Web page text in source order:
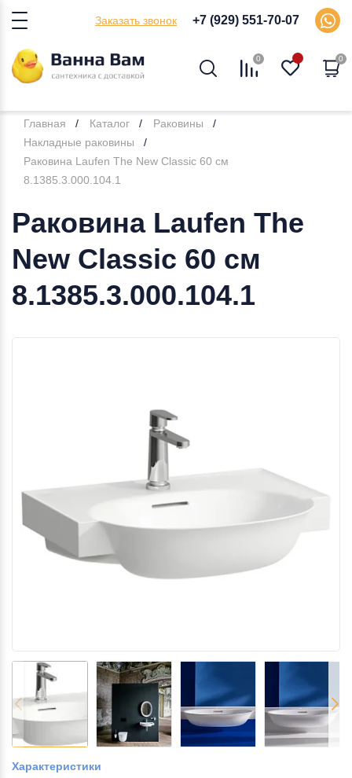
Заказать звонок +7 (929) 551-70-07
0 0
Главная Каталог
Раковины
Накладные раковины
Раковина Laufen The New Classic 60 см
8.1385.3.000.104.1
Раковина Laufen The
New Classic 60 см
8.1385.3.000.104.1
Характеристики